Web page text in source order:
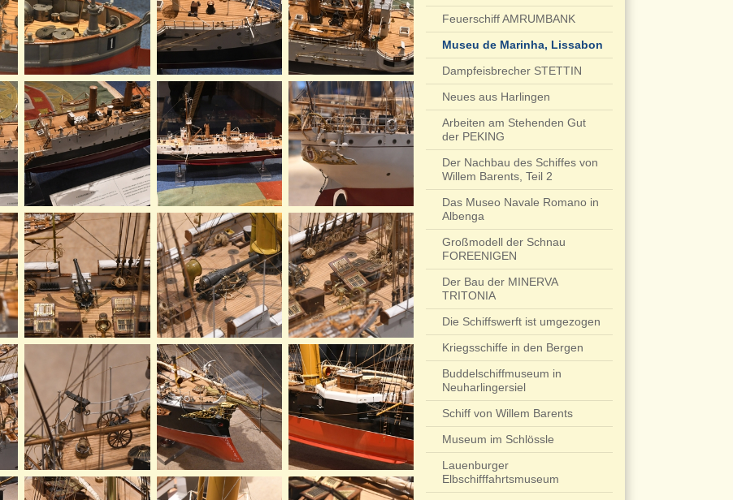
Feuerschiff AMRUMBANK
Museu de Marinha, Lissabon
Dampfeisbrecher STETTIN
Neues aus Harlingen
Arbeiten am Stehenden Gut
der PEKING
Der Nachbau des Schiffes von
Willem Barents, Teil 2
Das Museo Navale Romano in
Albenga
Großmodell der Schnau
FOREENIGEN
Der Bau der MINERVA
TRITONIA
Die Schiffswerft ist umgezogen
Kriegsschiffe in den Bergen
Buddelschiffmuseum in
Neuharlingersiel
Schiff von Willem Barents
Museum im Schlössle
Lauenburger
Elbschifffahrtsmuseum